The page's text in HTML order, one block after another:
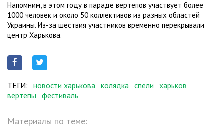
Напомним, в этом году в параде вертепов участвует более
1000 человек и около 50 коллективов из разных областей
Украины. Из-за шествия участников временно перекрывали
центр Харькова.
ТЕГИ: новости харькова колядка спели харьков
вертепы фестиваль
Материалы по теме: